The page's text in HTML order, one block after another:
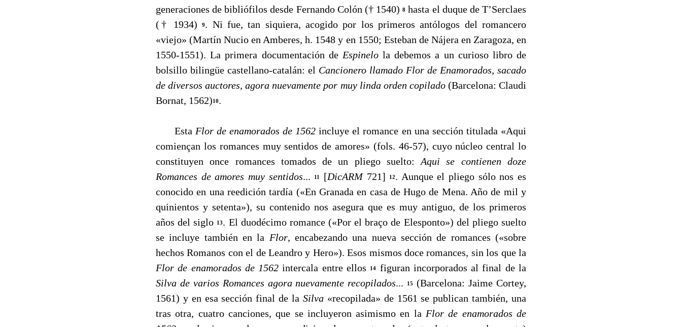
generaciones de bibliófilos desde Fernando Colón († 1540)8 hasta el duque de Τ’Serclaes
(† 1934)9. Ni fue, tan siquiera, acogido por los primeros antólogos del romancero
«viejo» (Martín Nucio en Amberes, h. 1548 y en 1550; Esteban de Nájera en Zaragoza, en
1550-1551). La primera documentación de Espinelola debemos a un curioso libro de
bolsillo bilingüe castellano-catalán: el Cancionero llamado Flor de Enamorados, sacado
de diversos auctores, agora nuevamente por muy linda orden copilado(Barcelona: Claudi
Bornat, 1562)10.
Esta Flor de enamorados de 1562 incluye el romance en una sección titulada «Aqui
comiençan los romances muy sentidos de amores» (fols. 46-57), cuyo núcleo central lo
constituyen once romances tomados de un pliego suelto:Aqui se contienen doze
Romances de amores muy sentidos... 11 [DicARM721] 12. Aunque el pliego sólo nos es
conocido en una reedición tardía («En Granada en casa de Hugo de Mena. Año de mil y
quinientos y setenta»), su contenido nos asegura que es muy antiguo, de los primeros
años del siglo 13. El duodécimo romance («Por el braço de Elesponto») del pliego suelto
se incluye también en la Flor, encabezando una nueva sección de romances («sobre
hechos Romanos con el de Leandro y Hero»). Esos mismos doce romances, sin los que la
Flor de enamorados de 1562 intercala entre ellos 14
figuran incorporados al final de la
Silva de varios Romances agora nuevamente recopilados... 15
(Barcelona: Jaime Cortey,
1561) y en esa sección final de la Silva«recopilada» de 1561 se publican también, una
tras otra, cuatro canciones, que se incluyeron asimismo en la Flor de enamorados de